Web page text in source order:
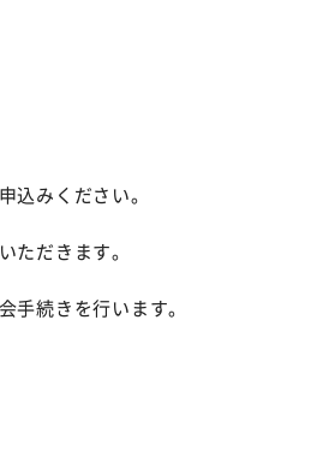
込みください。
ただきます。
手続きを行います。